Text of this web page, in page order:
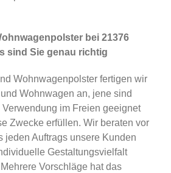
bei 21376
sind Sie genau richtig
Wohnwagenpolster fertigen wir
und Wohnwagen an, jene sind
im Freien geeignet
Zwecke erfüllen. Wir beraten vor
jeden Auftrags unsere Kunden
Gestaltungsvielfalt
Vorschläge hat das